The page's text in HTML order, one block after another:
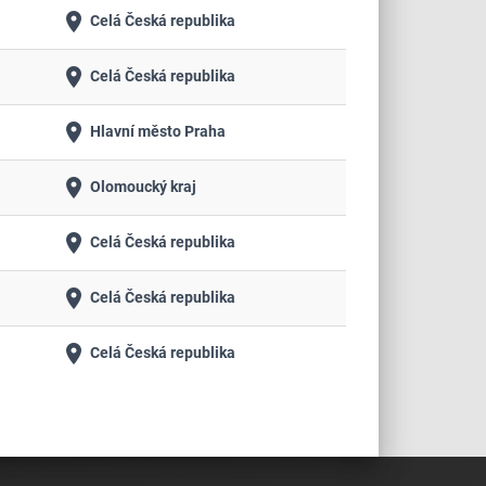
place Celá Česká republika
place Celá Česká republika
place Hlavní město Praha
place Olomoucký kraj
place Celá Česká republika
place Celá Česká republika
place Celá Česká republika